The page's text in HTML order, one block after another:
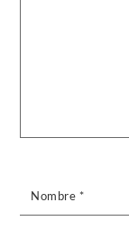
Nombre *